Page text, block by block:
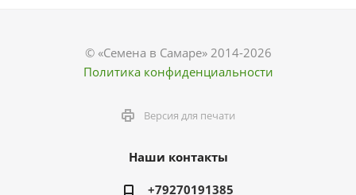
© «Семена в Самаре» 2014-2026
Политика конфиденциальности
Версия для печати
Наши контакты
+79270191385